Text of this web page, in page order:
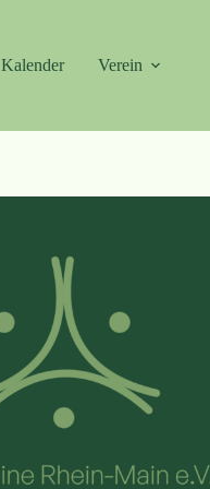
Kalender Verein